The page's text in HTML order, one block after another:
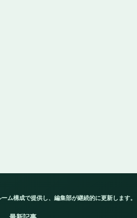
ム構成で提供し、編集部が継続的に更新します。